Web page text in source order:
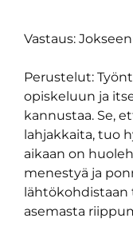
Vastaus:
Perustelut:
opiskeluun ja
kannustaa. Se,
lahjakkaita, tuo
aikaan on
menestyä ja
asemasta